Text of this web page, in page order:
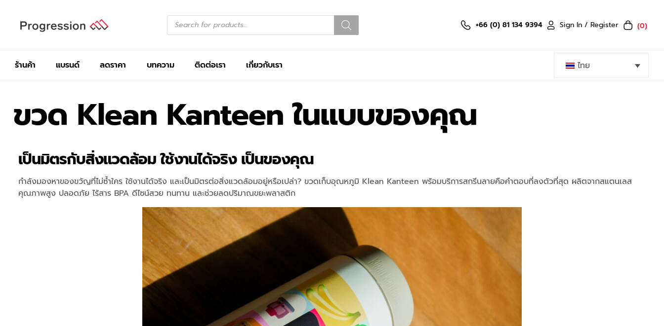
+66 (0) 81 134 9394 Sign In / Register (0)
ร้านค้า แบรนด์ ลดราคา บทความ ติดต่อเรา เกี่ยวกับเรา ไทย
ขวด Klean Kanteen ในแบบของคุณ
เป็นมิตรกับสิ่งแวดล้อม ใช้งานได้จริง เป็นของคุณ
กำลังมองหาของขวัญที่ไม่ซ้ำใคร ใช้งานได้จริง และเป็นมิตรต่อสิ่งแวดล้อมอยู่หรือเปล่า? ขวดเก็บอุณหภูมิ Klean Kanteen พร้อมบริการสกรีนลายคือคำตอบที่ลงตัวที่สุด ผลิตจากสแตนเลส
คุณภาพสูง ปลอดภัย ไร้สาร BPA ดีไซน์สวย ทนทาน และช่วยลดปริมาณขยะพลาสติก